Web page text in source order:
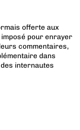
offerte aux
imposé pour enrayer
commentaires,
dans
internautes